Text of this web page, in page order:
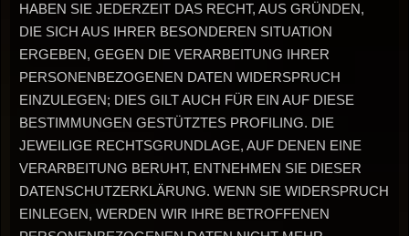
HABEN SIE JEDERZEIT DAS RECHT, AUS GRÜNDEN,
DIE SICH AUS IHRER BESONDEREN SITUATION
ERGEBEN, GEGEN DIE VERARBEITUNG IHRER
PERSONENBEZOGENEN DATEN WIDERSPRUCH
EINZULEGEN; DIES GILT AUCH FÜR EIN AUF DIESE
BESTIMMUNGEN GESTÜTZTES PROFILING. DIE
JEWEILIGE RECHTSGRUNDLAGE, AUF DENEN EINE
VERARBEITUNG BERUHT, ENTNEHMEN SIE DIESER
DATENSCHUTZERKLÄRUNG. WENN SIE WIDERSPRUCH
EINLEGEN, WERDEN WIR IHRE BETROFFENEN